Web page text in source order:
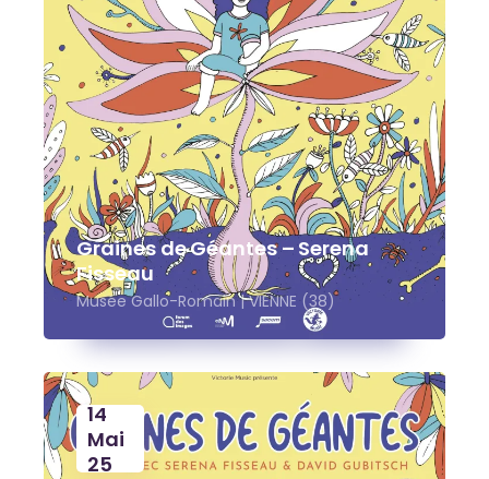
Graines de Géantes – Serena
Fisseau
Musée Gallo-Romain | VIENNE (38)
14
Mai
25